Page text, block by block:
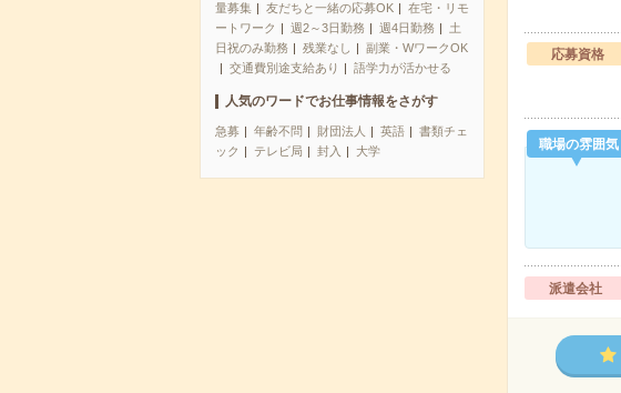
量募集
友だちと一緒の応募OK
在宅・リモ
ートワーク
週2～3日勤務 週4日勤務
土
日祝のみ勤務
残業なし
副業・WワークOK
交通費別途支給あり
語学力が活かせる
人気のワードでお仕事情報をさがす
急募 年齢不問 財団法人 英語
書類チェ
ック
テレビ局 封入 大学
応募資格
職場の雰囲気
派遣会社